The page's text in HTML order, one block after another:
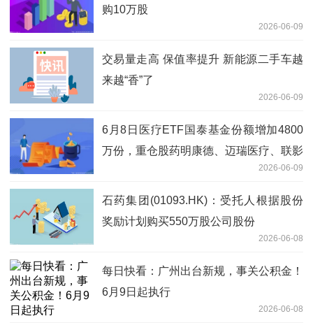
购10万股
2026-06-09
交易量走高 保值率提升 新能源二手车越
来越“香”了
2026-06-09
6月8日医疗ETF国泰基金份额增加4800
万份，重仓股药明康德、迈瑞医疗、联影
2026-06-09
石药集团(01093.HK)：受托人根据股份
奖励计划购买550万股公司股份
2026-06-08
每日快看：广州出台新规，事关公积金！
6月9日起执行
2026-06-08